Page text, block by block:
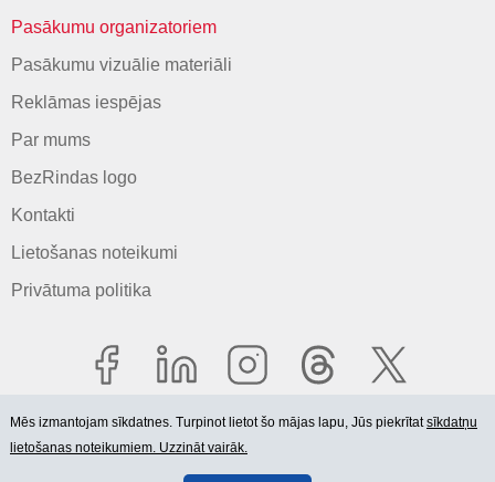
Pasākumu organizatoriem
Pasākumu vizuālie materiāli
Reklāmas iespējas
Par mums
BezRindas logo
Kontakti
Lietošanas noteikumi
Privātuma politika
© 2006-2026 SIA "BEZRINDAS.LV".
Mēs izmantojam sīkdatnes. Turpinot lietot šo mājas lapu, Jūs piekrītatsīkdatņu
lietošanas noteikumiem. Uzzināt vairāk.